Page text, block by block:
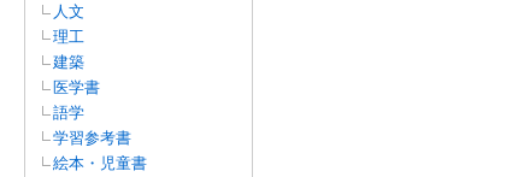
人文
理工
建築
医学書
語学
学習参考書
絵本・児童書